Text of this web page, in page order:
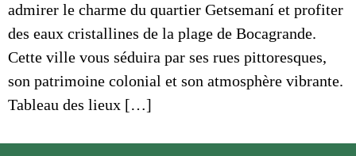
admirer le charme du quartier Getsemaní et profiter
des eaux cristallines de la plage de Bocagrande.
Cette ville vous séduira par ses rues pittoresques,
son patrimoine colonial et son atmosphère vibrante.
Tableau des lieux […]